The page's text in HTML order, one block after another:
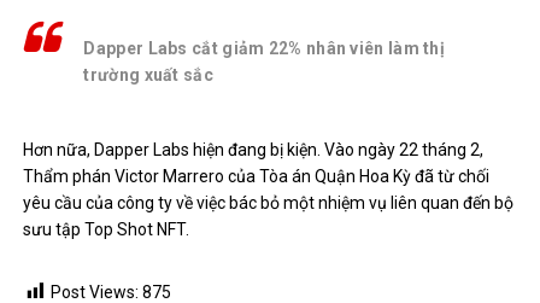
Dapper Labs cắt giảm 22% nhân viên làm thị
trường xuất sắc
Hơn nữa, Dapper Labs hiện đang bị kiện. Vào ngày 22 tháng 2,
Thẩm phán Victor Marrero của Tòa án Quận Hoa Kỳ đã từ chối
yêu cầu của công ty về việc bác bỏ một nhiệm vụ liên quan đến bộ
sưu tập Top Shot NFT.
Post Views: 875